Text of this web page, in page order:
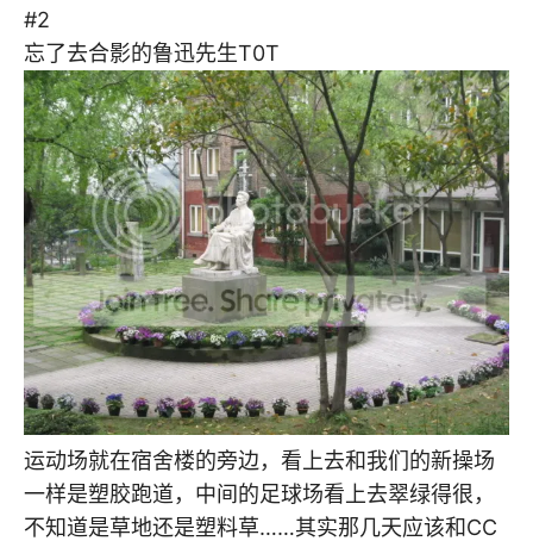
#2
忘了去合影的鲁迅先生T0T
运动场就在宿舍楼的旁边，看上去和我们的新操场
一样是塑胶跑道，中间的足球场看上去翠绿得很，
不知道是草地还是塑料草……其实那几天应该和CC